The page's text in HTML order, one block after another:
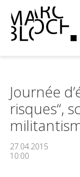
Journée
risques“,
27.04.2015
10:00